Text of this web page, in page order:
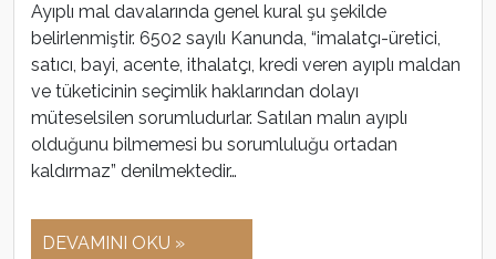
Ayıplı mal davalarında genel kural şu şekilde
belirlenmiştir. 6502 sayılı Kanunda, “imalatçı-üretici,
satıcı, bayi, acente, ithalatçı, kredi veren ayıplı maldan
ve tüketicinin seçimlik haklarından dolayı
müteselsilen sorumludurlar. Satılan malın ayıplı
olduğunu bilmemesi bu sorumluluğu ortadan
kaldırmaz” denilmektedir…
DEVAMINI OKU »